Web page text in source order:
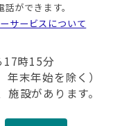
ができます。
サービスについて
17時15分
年末年始を除く）
設があります。